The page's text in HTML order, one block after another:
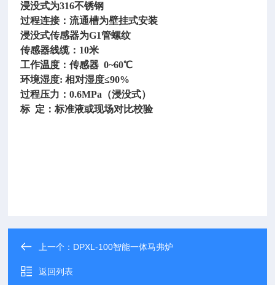
浸没式为316不锈钢
过程连接：流通槽为壁挂式安装
浸没式传感器为G1管螺纹
传感器线缆：10米
工作温度：传感器 0~60℃
环境湿度: 相对湿度≤90%
过程压力：0.6MPa（浸没式）
标 定：标准液或现场对比校验
上一个： DPXL-100智能一体马弗炉
返回列表